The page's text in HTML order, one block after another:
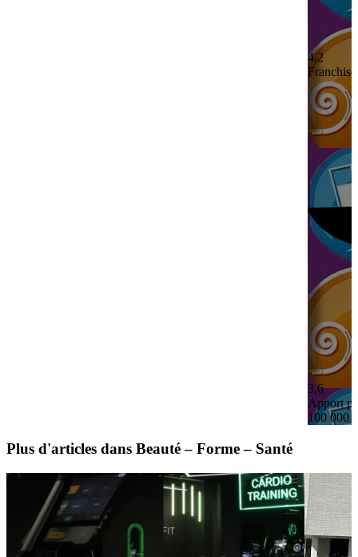
4,2
Franchisé
3,6
Apport
100 000 €
Plus d'articles dans Beauté – Forme – Santé